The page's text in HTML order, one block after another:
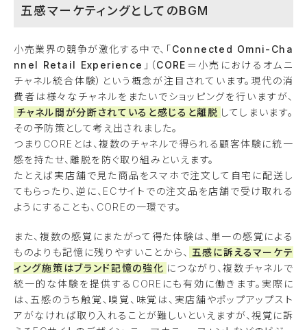
五感マーケティングとしてのBGM
小売業界の競争が激化する中で、「Connected Omni-Cha
nnel Retail Experience 」（CORE ＝小売におけるオムニ
チャネル統合体験）という概念が注目されています。現代の消
費者は様々なチャネルをまたいでショッピングを行いますが、
チャネル間が分断されていると感じると離脱 してしまいます。
その予防策として考え出されました。
つまりCOREとは、複数のチャネルで得られる顧客体験に統一
感を持たせ、離脱を防ぐ取り組みといえます。
たとえば実店舗で見た商品をスマホで注文して自宅に配送し
てもらったり、逆に、ECサイトでの注文品を店舗で受け取れる
ようにすることも、COREの一環です。
また、複数の感覚にまたがって得た体験は、単一の感覚による
ものよりも記憶に残りやすいことから、 五感に訴えるマーケテ
ィング施策はブランド記憶の強化 につながり、複数チャネルで
統一的な体験を提供するCOREにも有効に働きます。実際に
は、五感のうち触覚、嗅覚、味覚は、実店舗やポップアップスト
アがなければ取り入れることが難しいといえますが、視覚に訴